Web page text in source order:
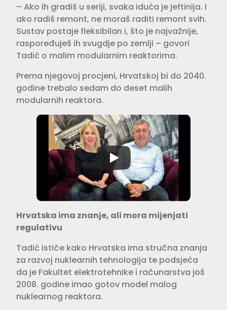
– Ako ih gradiš u seriji, svaka iduća je jeftinija. I
ako radiš remont, ne moraš raditi remont svih.
Sustav postaje fleksibilan i, što je najvažnije,
raspoređuješ ih svugdje po zemlji – govori
Tadić o malim modularnim reaktorima.
Prema njegovoj procjeni, Hrvatskoj bi do 2040.
godine trebalo sedam do deset malih
modularnih reaktora.
Hrvatska ima znanje, ali mora mijenjati
regulativu
Tadić ističe kako Hrvatska ima stručna znanja
za razvoj nuklearnih tehnologija te podsjeća
da je Fakultet elektrotehnike i računarstva još
2008. godine imao gotov model malog
nuklearnog reaktora.